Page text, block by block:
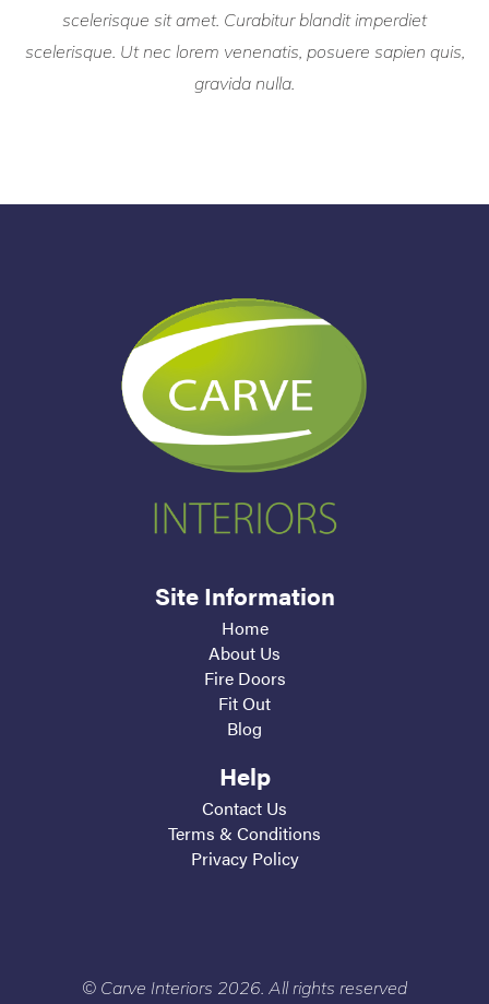
scelerisque sit amet. Curabitur blandit imperdiet
scelerisque. Ut nec lorem venenatis, posuere sapien quis,
gravida nulla.
Site Information
Home
About Us
Fire Doors
Fit Out
Blog
Help
Contact Us
Terms & Conditions
Privacy Policy
© Carve Interiors 2026. All rights reserved